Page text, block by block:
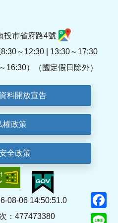
投市省府路4號
～12:30 | 13:30～17:30
16:30）（國定假日除外）
料開放宣告
權政策
全政策
08-06 14:50:51.0
：477473380